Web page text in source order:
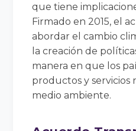
que tiene
Firmado en 2015, el
abordar el cambio
la creación de
manera en que los
productos y servicios
medio ambiente.